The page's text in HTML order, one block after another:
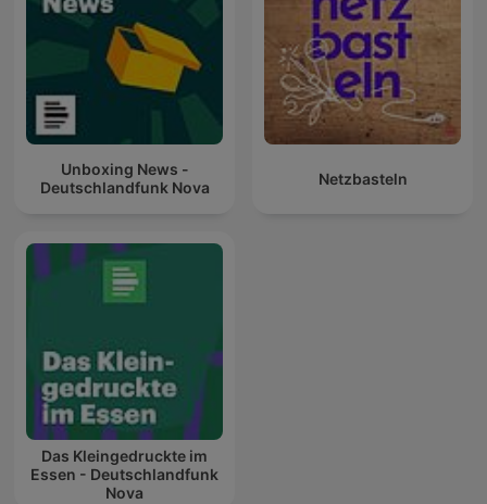
Unboxing News -
Deutschlandfunk Nova
Netzbasteln
Das Kleingedruckte im
Essen - Deutschlandfunk
Nova